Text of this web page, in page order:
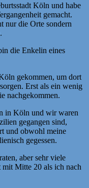
Köln und habe
gemacht.
nur die Orte sondern
die Enkelin eines
gekommen, um dort
Erst als ein wenig
nachgekommen.
in Köln und wir waren
gegangen sind,
und obwohl meine
gegessen.
aber sehr viele
mit Mitte 20 als ich nach